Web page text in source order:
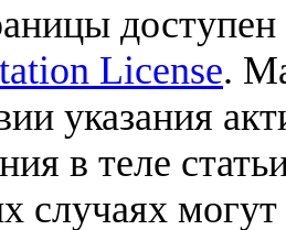
License.
указания
в теле
случаях